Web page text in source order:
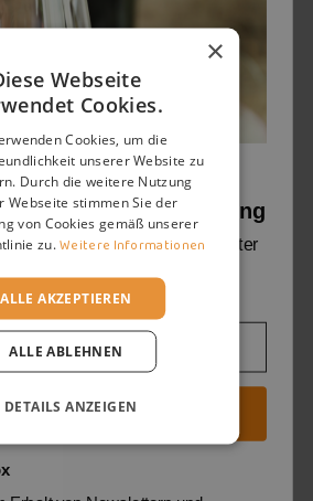
Dry -
×
Webseite
Cookies.
Cookies, um die
unserer Website zu
Durch die weitere Nutzung
Webseite stimmen Sie der
von Cookies gemäß unserer
zu.Weitere Informationen
ALLE AKZEPTIEREN
ALLE ABLEHNEN
DETAILS ANZEIGEN
deine erste Bestellung
Welt der Weine und Weingüter
und viele
warten auf dich.
starten